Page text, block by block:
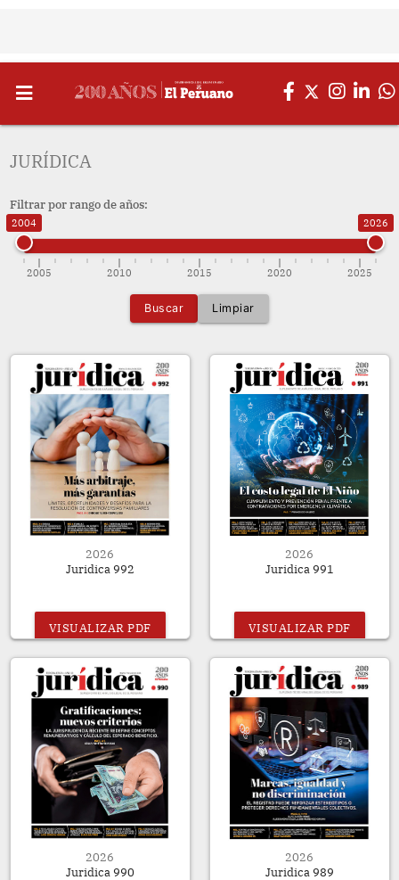
JURÍDICA
Filtrar por rango de años:
2004 2026
2005 2010 2015 2020 2025
Buscar Limpiar
2026
Juridica 992
VISUALIZAR PDF
2026
Juridica 991
VISUALIZAR PDF
2026
Juridica 990
2026
Juridica 989